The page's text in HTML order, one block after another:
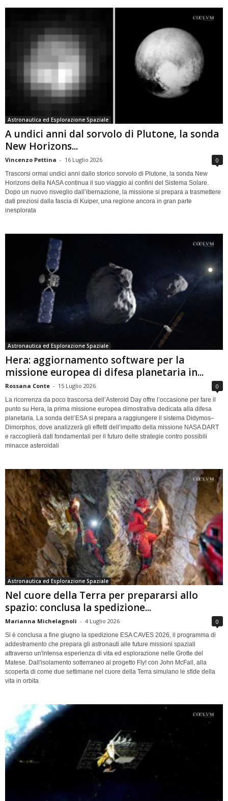
Astronautica ed Esplorazione Spaziale
A undici anni dal sorvolo di Plutone, la sonda
New Horizons...
Vincenzo Pettina - 16 Luglio 2026 0
Trascorsi ormai undici anni dallo storico sorvolo di Plutone, la sonda New
Horizons della NASA continua il suo viaggio ai confini del Sistema Solare.
Dopo un nuovo risveglio dall’ibernazione, la missione si prepara a trasmettere
dati preziosi dalla fascia di Kuiper, una regione ancora in gran parte
inesplorata
Astronautica ed Esplorazione Spaziale
Hera: aggiornamento software per la
missione europea di difesa planetaria in...
Rossana Conte - 15 Luglio 2026 0
La ricorrenza da poco trascorsa dell’Asteroid Day offre l’occasione per fare il
punto su Hera, la prima missione europea dimostrativa dedicata alla difesa
planetaria. La sonda dell’ESA si prepara a raggiungere il sistema Didymos–
Dimorphos, dove analizzerà gli effetti dell’impatto della missione NASA DART
e raccoglierà dati fondamentali per il futuro delle strategie contro possibili
minacce asteroidali
Astronautica ed Esplorazione Spaziale
Nel cuore della Terra per prepararsi allo
spazio: conclusa la spedizione...
Marianna Michelagnoli - 4 Luglio 2026 0
Si è conclusa a fine giugno la spedizione ESA CAVES 2026, il programma di
addestramento che prepara gli astronauti alle future missioni spaziali
attraverso un'intensa esperienza di vita ed esplorazione nelle Grotte del
Matese. Dall'isolamento sotterraneo al progetto Fly! con John McFall, alla
scoperta di come due settimane nel cuore della Terra simulano le sfide della
vita in orbita